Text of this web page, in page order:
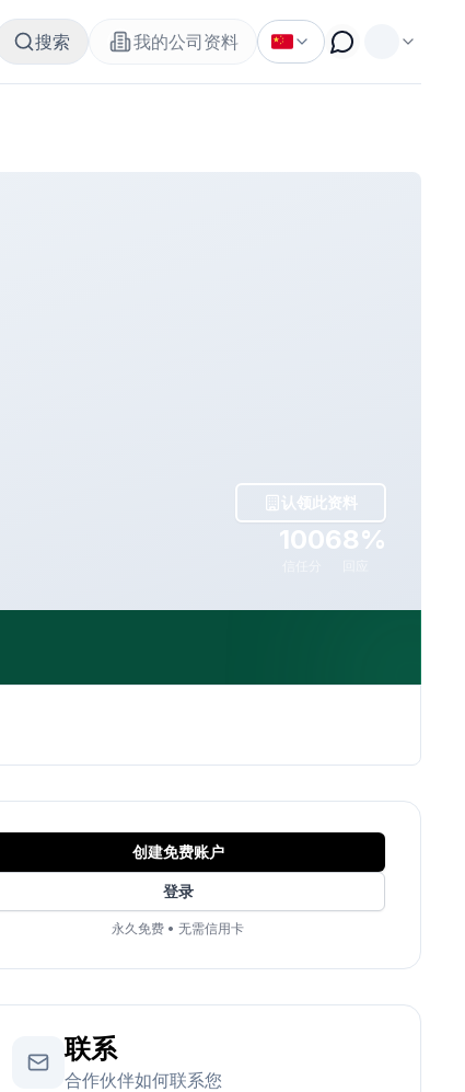
搜索 我的公司资料
认领此资料
10068%
创建免费账户
登录
永久免费 •无需信用卡
联系
合作伙伴如何联系您